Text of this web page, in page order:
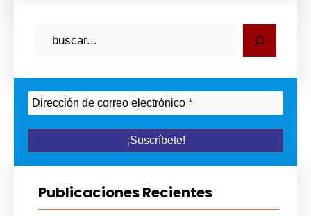
s
c
a
Publicaciones Recientes